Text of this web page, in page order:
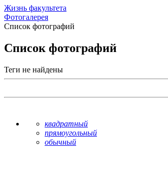
Жизнь факультета
Фотогалерея
Список фотографий
Список фотографий
Теги не найдены
квадратный
прямоугольный
обычный